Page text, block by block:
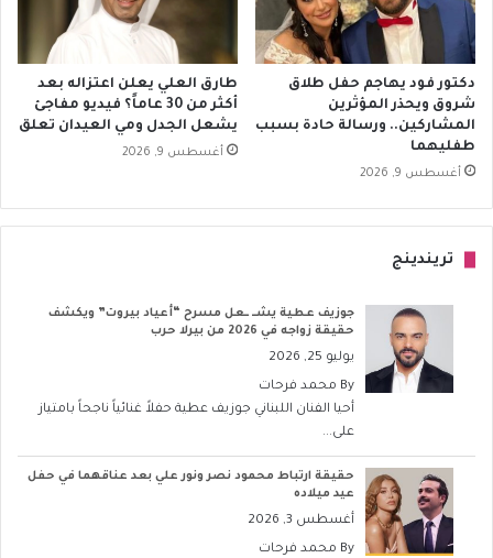
دكتور فود يهاجم حفل طلاق
شروق ويحذر المؤثرين
المشاركين.. ورسالة حادة بسبب
طفليهما
أغسطس 9, 2026
طارق العلي يعلن اعتزاله بعد
أكثر من 30 عاماً؟ فيديو مفاجئ
يشعل الجدل ومي العيدان تعلق
أغسطس 9, 2026
تريندينج
جوزيف عطية يشــ ــعل مسرح “أعياد بيروت” ويكشف
حقيقة زواجه في 2026 من بيرلا حرب
يوليو 25, 2026
By محمد فرحات
أحيا الفنان اللبناني جوزيف عطية حفلاً غنائياً ناجحاً بامتياز
على...
حقيقة ارتباط محمود نصر ونور علي بعد عناقهما في حفل
عيد ميلاده
أغسطس 3, 2026
By محمد فرحات